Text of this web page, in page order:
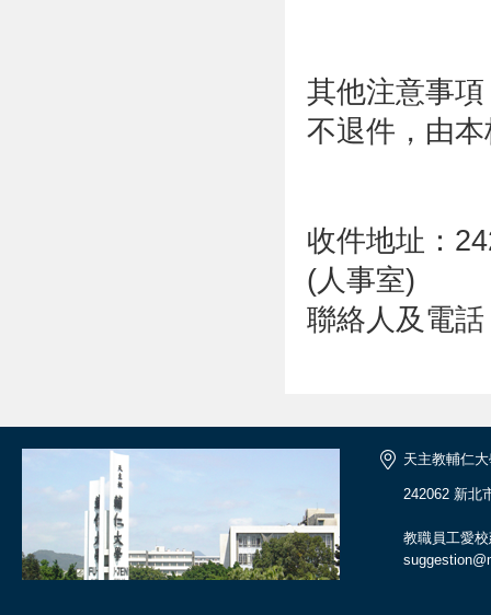
其他注意事
不退件，由
收件地址：
(人事室)
聯絡人及電
天主教輔仁
242062 新北
教職員工愛